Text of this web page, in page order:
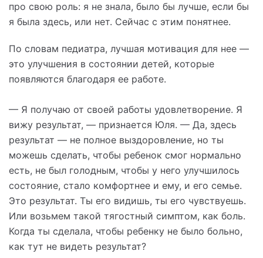
про свою роль: я не знала, было бы лучше, если бы
я была здесь, или нет. Сейчас с этим понятнее.
По словам педиатра, лучшая мотивация для нее —
это улучшения в состоянии детей, которые
появляются благодаря ее работе.
— Я получаю от своей работы удовлетворение. Я
вижу результат, — признается Юля. — Да, здесь
результат — не полное выздоровление, но ты
можешь сделать, чтобы ребенок смог нормально
есть, не был голодным, чтобы у него улучшилось
состояние, стало комфортнее и ему, и его семье.
Это результат. Ты его видишь, ты его чувствуешь.
Или возьмем такой тягостный симптом, как боль.
Когда ты сделала, чтобы ребенку не было больно,
как тут не видеть результат?